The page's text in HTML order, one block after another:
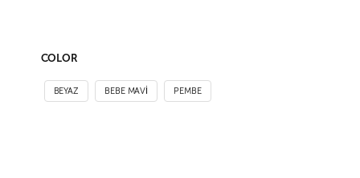
COLOR
BEYAZ BEBE MAVİ PEMBE